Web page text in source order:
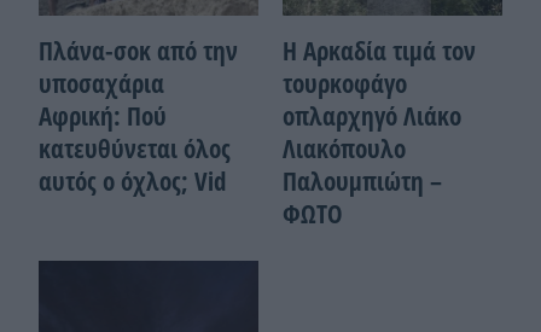
Πλάνα-σοκ από την
υποσαχάρια
Αφρική: Πού
κατευθύνεται όλος
αυτός ο όχλος; Vid
Η Αρκαδία τιμά τον
τουρκοφάγο
οπλαρχηγό Λιάκο
Λιακόπουλο
Παλουμπιώτη –
ΦΩΤΟ